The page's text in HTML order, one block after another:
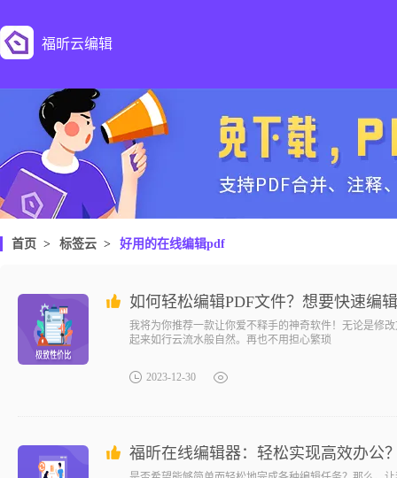
福昕云编辑
首页 > 标签云 > 好用的在线编辑pdf
如何轻松编辑PDF文件？想要快速编
我将为你推荐一款让你爱不释手的神奇软件！无论是修
起来如行云流水般自然。再也不用担心繁琐
2023-12-30
福昕在线编辑器：轻松实现高效办公